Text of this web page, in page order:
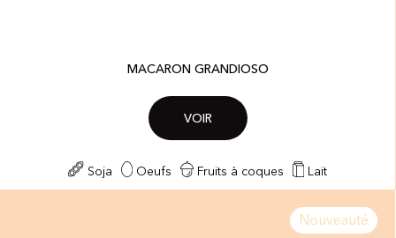
MACARON GRANDIOSO
VOIR
Soja Oeufs Fruits à coques Lait
Nouveauté